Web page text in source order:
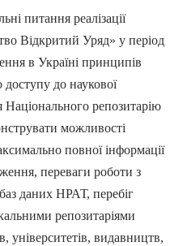
питання реалізації
Відкритий Уряд» у період
в Україні принципів
доступу до наукової
Національного репозитарію
можливості
повної інформації
переваги роботи з
даних НРАТ, перебіг
репозитаріями
університетів, видавництв,